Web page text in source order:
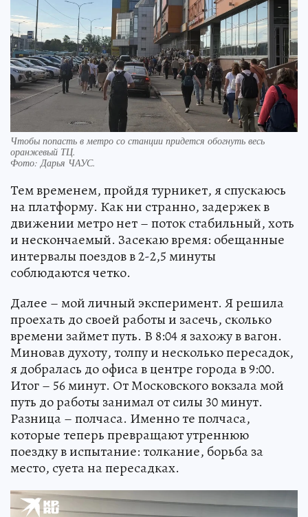
Чтобы попасть в метро со станции придется обогнуть весь
оранжевый ТЦ.
Фото: Дарья ЧАУС.
Тем временем, пройдя турникет, я спускаюсь
на платформу. Как ни странно, задержек в
движении метро нет – поток стабильный, хоть
и нескончаемый. Засекаю время: обещанные
интервалы поездов в 2-2,5 минуты
соблюдаются четко.
Далее – мой личный эксперимент. Я решила
проехать до своей работы и засечь, сколько
времени займет путь. В 8:04 я захожу в вагон.
Миновав духоту, толпу и несколько пересадок,
я добралась до офиса в центре города в 9:00.
Итог – 56 минут. От Московского вокзала мой
путь до работы занимал от силы 30 минут.
Разница – полчаса. Именно те полчаса,
которые теперь превращают утреннюю
поездку в испытание: толкание, борьба за
место, суета на пересадках.